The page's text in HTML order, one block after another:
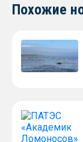
Похожие